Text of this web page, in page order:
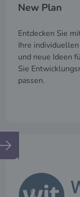
New Plan
Entdecken Sie
Ihre
und neue Ideen
Sie
passen.